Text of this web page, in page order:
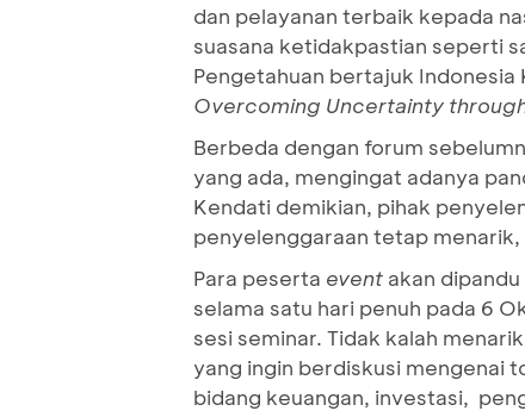
dan pelayanan terbaik kepada
suasana ketidakpastian seperti
Pengetahuan bertajuk
Overcoming Uncertainty
Berbeda dengan forum
yang ada, mengingat adanya
Kendati demikian, pihak
penyelenggaraan tetap
Para peserta event akan
selama satu hari penuh pada 6
sesi seminar. Tidak kalah
yang ingin berdiskusi mengenai
bidang keuangan, investasi,